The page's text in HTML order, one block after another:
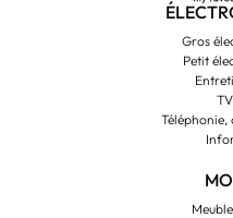
Gros
Petit
Téléphonie,